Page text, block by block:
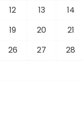
12 13 14
19 20 21
26 27 28